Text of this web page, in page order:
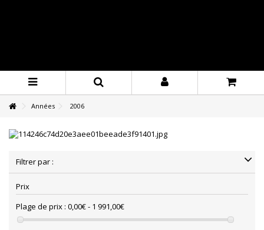
Années 2006
Filtrer par :
Prix
Plage de prix : 0,00€ - 1 991,00€